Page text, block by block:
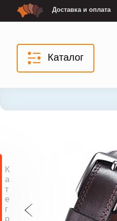
Доставка и оплата
Каталог
К
а
т
е
г
о